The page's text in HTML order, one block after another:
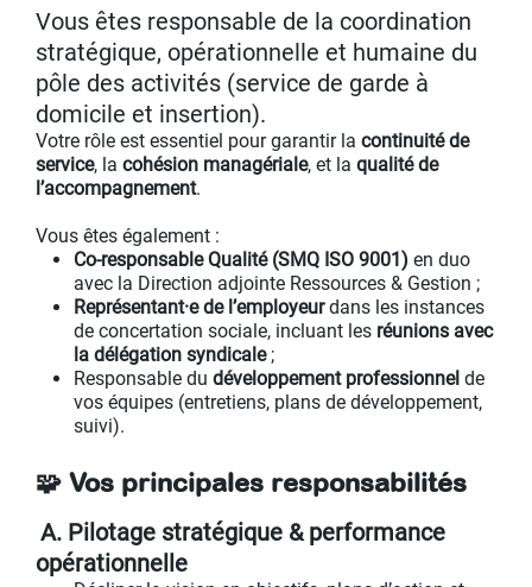
Vous êtes responsable de la coordination
stratégique, opérationnelle et humaine du
pôle des activités (service de garde à
domicile et insertion).
Votre rôle est essentiel pour garantir la continuité de
service, la cohésion managériale, et la qualité de
l’accompagnement.
Vous êtes également :
Co‑responsable Qualité (SMQ ISO 9001) en duo
avec la Direction adjointe Ressources & Gestion ;
Représentant·e de l’employeurdans les instances
de concertation sociale, incluant les réunions avec
la délégation syndicale;
Responsable du développement professionnel de
vos équipes (entretiens, plans de développement,
suivi).
🧩 Vos principales responsabilités
A. Pilotage stratégique & performance
opérationnelle